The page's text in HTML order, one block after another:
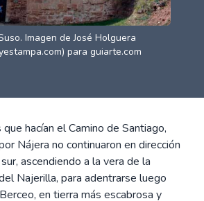
Imagen de José Holguera
para guiarte.com
hacían el Camino de Santiago,
Nájera no continuaron en dirección
ascendiendo a la vera de la
Najerilla, para adentrarse luego
en tierra más escabrosa y